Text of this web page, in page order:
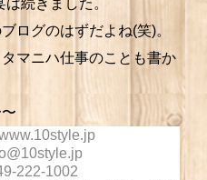
続きました。
ログのはずだよね(笑)。
マニハ仕事のことも書か
222-1002